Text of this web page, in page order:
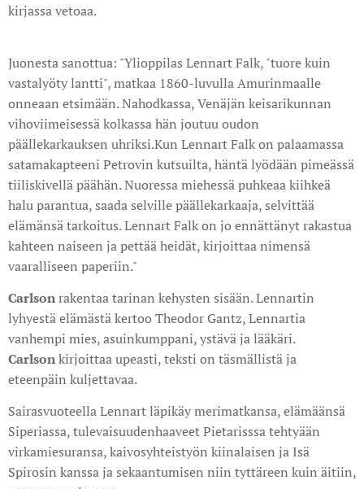
kirjassa vetoaa.
Juonesta sanottua: "Ylioppilas Lennart Falk, "tuore kuin
vastalyöty lantti", matkaa 1860-luvulla Amurinmaalle
onneaan etsimään. Nahodkassa, Venäjän keisarikunnan
vihoviimeisessä kolkassa hän joutuu oudon
päällekarkauksen uhriksi.Kun Lennart Falk on palaamassa
satamakapteeni Petrovin kutsuilta, häntä lyödään pimeässä
tiiliskivellä päähän. Nuoressa miehessä puhkeaa kiihkeä
halu parantua, saada selville päällekarkaaja, selvittää
elämänsä tarkoitus. Lennart Falk on jo ennättänyt rakastua
kahteen naiseen ja pettää heidät, kirjoittaa nimensä
vaaralliseen paperiin."
Carlsonrakentaa tarinan kehysten sisään. Lennartin
lyhyestä elämästä kertoo Theodor Gantz, Lennartia
vanhempi mies, asuinkumppani, ystävä ja lääkäri.
Carlsonkirjoittaa upeasti, teksti on täsmällistä ja
eteenpäin kuljettavaa.
Sairasvuoteella Lennart läpikäy merimatkansa, elämäänsä
Siperiassa, tulevaisuudenhaaveet Pietarisssa tehtyään
virkamiesuransa, kaivosyhteistyön kiinalaisen ja Isä
Spirosin kanssa ja sekaantumisen niin tyttäreen kuin äitiin,